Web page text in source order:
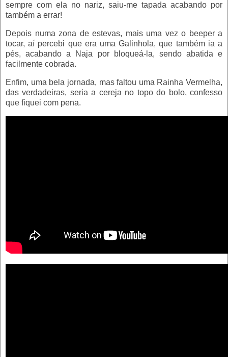
sempre com ela no nariz, saiu-me tapada acabando por
também a errar!
Depois numa zona de estevas, mais uma vez o beeper a
tocar, aí percebi que era uma Galinhola, que também ia a
pés, acabando a Naja por bloqueá-la, sendo abatida e
facilmente cobrada.
Enfim, uma bela jornada, mas faltou uma Rainha Vermelha,
das verdadeiras, seria a cereja no topo do bolo, confesso
que fiquei com pena.